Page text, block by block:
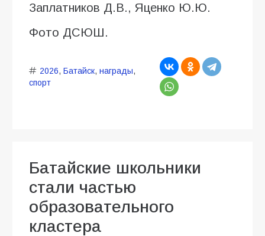
Заплатников Д.В., Яценко Ю.Ю.
Фото ДСЮШ.
2026, Батайск, награды,
спорт
Батайские школьники
стали частью
образовательного
кластера